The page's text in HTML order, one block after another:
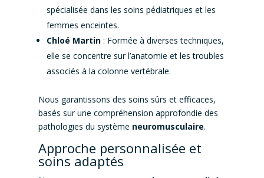
spécialisée dans les soins pédiatriques et les
femmes enceintes.
Chloé Martin: Formée à diverses techniques,
elle se concentre sur l’anatomie et les troubles
associés à la colonne vertébrale.
Nous garantissons des soins sûrs et efficaces,
basés sur une compréhension approfondie des
pathologies du système neuromusculaire.
Approche personnalisée et
soins adaptés